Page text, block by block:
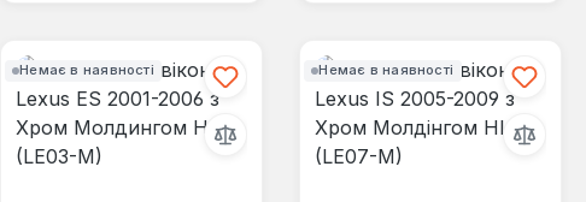
Немає в наявності Немає в наявності